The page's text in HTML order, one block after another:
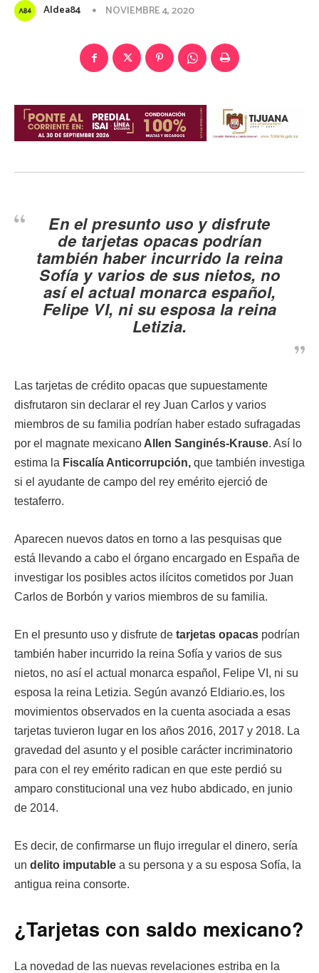
Aldea84 NOVIEMBRE 4, 2020
En el presunto uso y disfrute
de tarjetas opacaspodrían
también haber incurrido la reina
Sofía y varios de sus nietos, no
así el actual monarca español,
Felipe VI, ni su esposa la reina
Letizia.
Las tarjetas de crédito opacas que supuestamente
disfrutaron sin declarar el rey Juan Carlos y varios
miembros de su familia podrían haber estado sufragadas
por el magnate mexicano Allen Sanginés-Krause. Así lo
estima la Fiscalía Anticorrupción, que también investiga
si el ayudante de campo del rey emérito ejerció de
testaferro.
Aparecen nuevos datos en torno a las pesquisas que
está llevando a cabo el órgano encargado en España de
investigar los posibles actos ilícitos cometidos por Juan
Carlos de Borbón y varios miembros de su familia.
En el presunto uso y disfrute de tarjetas opacas podrían
también haber incurrido la reina Sofía y varios de sus
nietos, no así el actual monarca español, Felipe VI, ni su
esposa la reina Letizia. Según avanzó Eldiario.es, los
movimientos observados en la cuenta asociada a esas
tarjetas tuvieron lugar en los años 2016, 2017 y 2018. La
gravedad del asunto y el posible carácter incriminatorio
para con el rey emérito radican en que este perdió su
amparo constitucional una vez hubo abdicado, en junio
de 2014.
Es decir, de confirmarse un flujo irregular el dinero, sería
un delito imputable a su persona y a su esposa Sofía, la
antigua reina consorte.
¿Tarjetas con saldo mexicano?
La novedad de las nuevas revelaciones estriba en la